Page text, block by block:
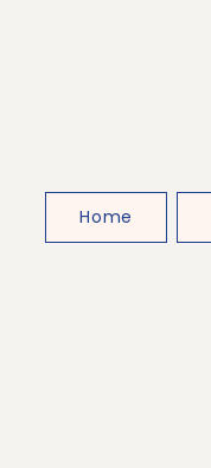
Home